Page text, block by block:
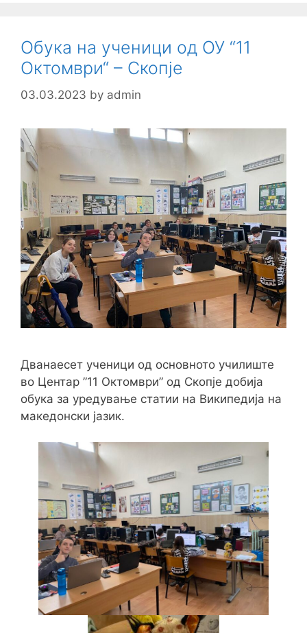
Обука на ученици од ОУ “11
Октомври“ – Скопје
03.03.2023 by admin
Дванаесет ученици од основното училиште
во Центар ”11 Октомври” од Скопје добија
обука за уредување статии на Википедија на
македонски јазик.